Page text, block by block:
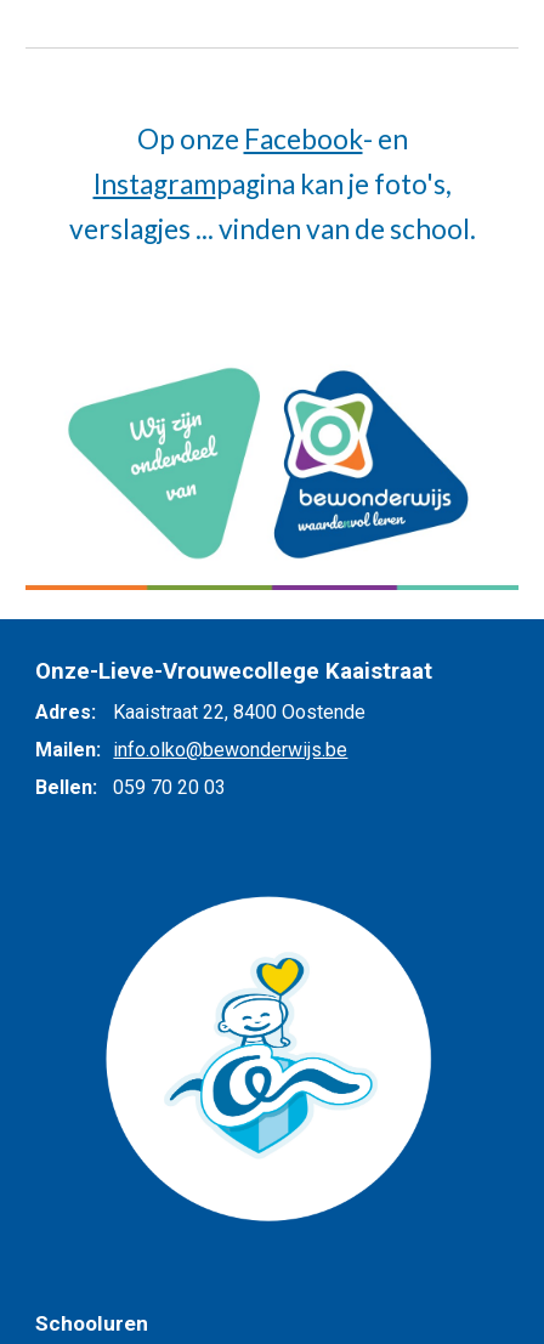
Op onze Facebook- en
Instagrampagina kan je foto's,
verslagjes ... vinden van de school.
Onze-Lieve-Vrouwecollege Kaaistraat
Adres: Kaaistraat 22, 8400 Oostende
Mailen: info.olko@bewonderwijs.be
Bellen:
059 70 20 03
Schooluren